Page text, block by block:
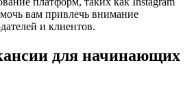
вам привлечь внимание
и клиентов.
для начинающих